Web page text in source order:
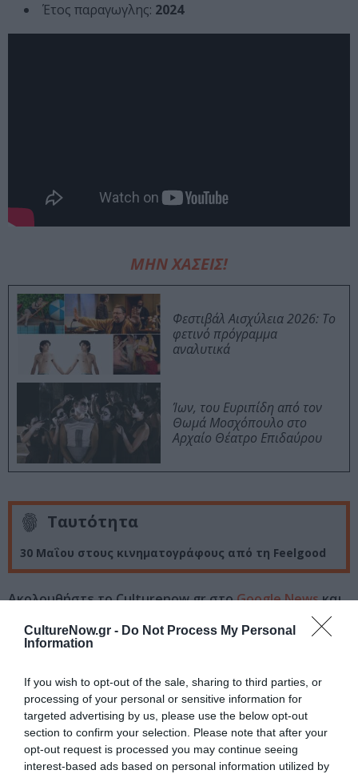
CultureNow.gr - Do Not Process My Personal
Information
If you wish to opt-out of the sale, sharing to third parties, or
processing of your personal or sensitive information for
targeted advertising by us, please use the below opt-out
section to confirm your selection. Please note that after your
opt-out request is processed you may continue seeing
interest-based ads based on personal information utilized by
Έτος παραγωγλης: 2024
ΜΗΝ ΧΑΣΕΙΣ!
Φεστιβάλ Αισχύλεια 2026: Το
φετινό πρόγραμμα
αναλυτικά
Ίων, του Ευριπίδη από τον
Θωμά Μοσχόπουλο στο
Αρχαίο Θέατρο Επιδαύρου
Ταυτότητα
30 Μαΐου στους κινηματογράφους από τη Feelgood
Ακολουθήστε το Culturenow.gr στοGoogle Newsκαι
Δείτε όλα τα
Νέοι Διαγωνισμοί❯
Tags